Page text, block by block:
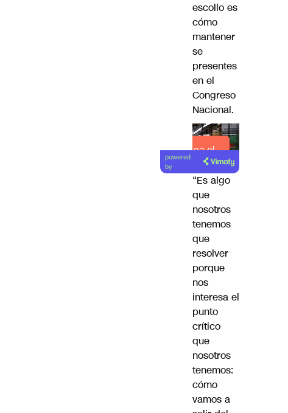
escollo es
cómo
mantener
se
presentes
en el
Congreso
Nacional.
Lea el
artículo
powered
by
“Es algo
que
nosotros
tenemos
que
resolver
porque
nos
interesa el
punto
crítico
que
nosotros
tenemos:
cómo
vamos a